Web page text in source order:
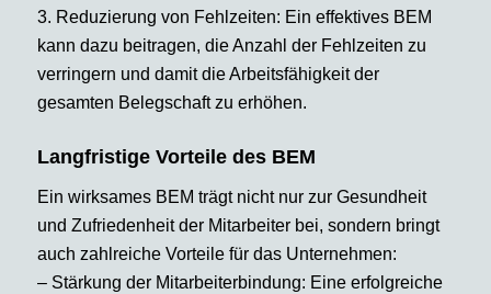
3. Reduzierung von Fehlzeiten: Ein effektives BEM
kann dazu beitragen, die Anzahl der Fehlzeiten zu
verringern und damit die Arbeitsfähigkeit der
gesamten Belegschaft zu erhöhen.
Langfristige Vorteile des BEM
Ein wirksames BEM trägt nicht nur zur Gesundheit
und Zufriedenheit der Mitarbeiter bei, sondern bringt
auch zahlreiche Vorteile für das Unternehmen:
– Stärkung der Mitarbeiterbindung: Eine erfolgreiche